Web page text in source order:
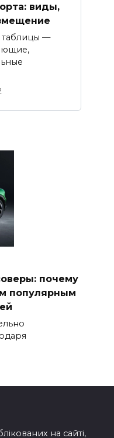
виды,
—
почему
популярным
на сайті,